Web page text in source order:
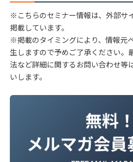
※こちらのセミナー情報は、外部サ
掲載しています。
※掲載のタイミングにより、情報元
生しますので予めご了承ください。
法など詳細に関するお問い合わせ等
いします。